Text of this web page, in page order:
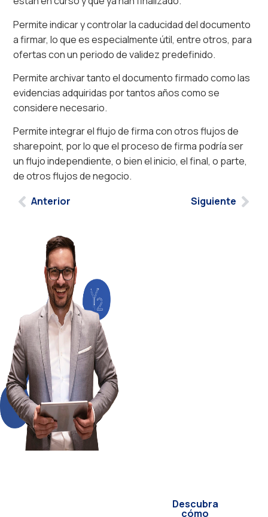
Permite indicar y controlar la caducidad del documento
a firmar, lo que es especialmente útil, entre otros, para
ofertas con un periodo de validez predefinido.
Permite archivar tanto el documento firmado como las
evidencias adquiridas por tantos años como se
considere necesario.
Permite integrar el flujo de firma con otros flujos de
sharepoint, por lo que el proceso de firma podría ser
un flujo independiente, o bien el inicio, el final, o parte,
de otros flujos de negocio.
Anterior
Siguiente
Descubra
cómo